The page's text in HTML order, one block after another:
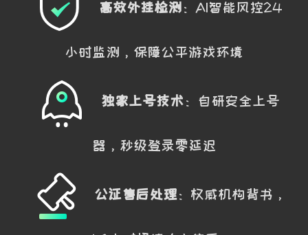
高效外挂检测 ：AI智能风控24
小时监测，保障公平游戏环境
独家上号技术 ：自研安全上号
器，秒级登录零延迟
公证售后处理：权威机构背书，